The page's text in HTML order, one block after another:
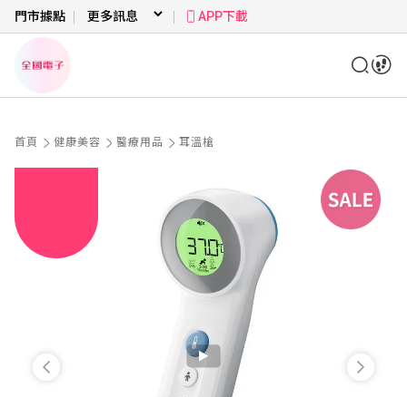
門市據點 APP下載
首頁 健康美容 醫療用品 耳溫槍